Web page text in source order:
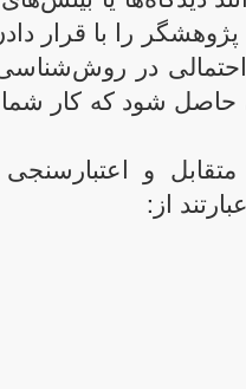
پژوهشگر را با قرار
در روش‌شناسی،
شود که کار شما
و اعتبارسنجی
از: